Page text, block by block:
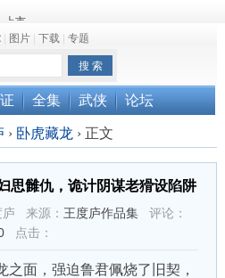
市
束
市
| 图片| 下载| 专题
全集 武侠 论坛
› 卧虎藏龙 ›正文
雠仇，诡计阴谋老猾设陷阱
来源： 王度庐作品集评论：
点击：
面，强迫鲁君佩烧了旧契，